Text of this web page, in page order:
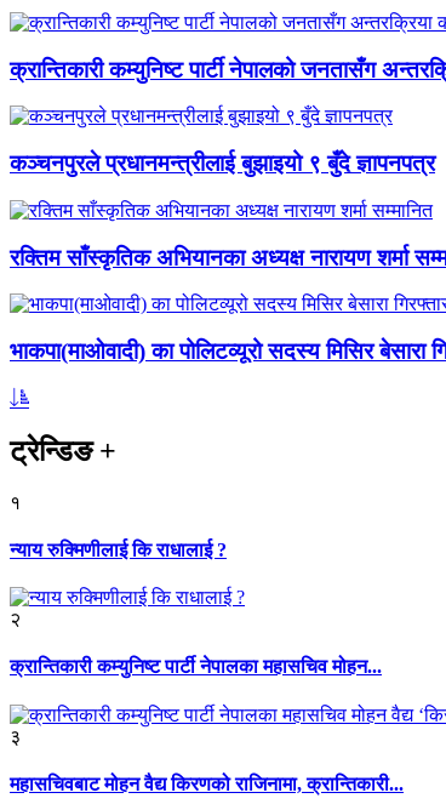
क्रान्तिकारी कम्युनिष्ट पार्टी नेपालको जनतासँग
कञ्चनपुरले प्रधानमन्त्रीलाई बुझाइयो ९ बुँदे ज्ञापनपत्र
रक्तिम साँस्कृतिक अभियानका अध्यक्ष नारायण शर्मा
भाकपा(माओवादी) का पोलिटव्यूरो सदस्य मिसिर बेसारा
ट्रेन्डिङ+
१
न्याय रुक्मिणीलाई कि राधालाई ?
२
क्रान्तिकारी कम्युनिष्ट पार्टी नेपालका महासचिव मोहन...
३
महासचिवबाट मोहन वैद्य किरणको राजिनामा, क्रान्तिकारी...